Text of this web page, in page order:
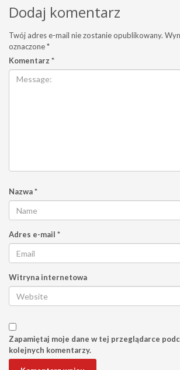
Dodaj komentarz
Twój adres e-mail nie zostanie opublikowany.
oznaczone*
Komentarz *
Nazwa*
Adres e-mail *
Witryna internetowa
Zapamiętaj moje dane w tej przeglądarce
kolejnych komentarzy.